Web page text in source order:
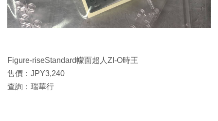
Figure-riseStandard幪面超人ZI-O時王
售價：JPY3,240
查詢：瑞華行